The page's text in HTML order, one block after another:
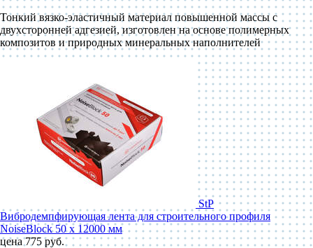
Тонкий вязко-эластичный материал повышенной массы с
двухсторонней адгезией, изготовлен на основе полимерных
композитов и природных минеральных наполнителей
StP
Вибродемпфирующая лента для строительного профиля
NoiseBlock 50 x 12000 мм
цена 775 руб.